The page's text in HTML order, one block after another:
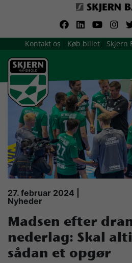
Kontakt os Køb billet Skjern
Om Skjern Håndbold
Ligatruppen
Sponsorer
Billetsalg / sæsonkort
Presse
Samarbejdsklubber
Skjern Bank Grand Prix
27. februar 2024 |
Nyheder
Madsen efter
nederlag: Skal
sådan et opgør